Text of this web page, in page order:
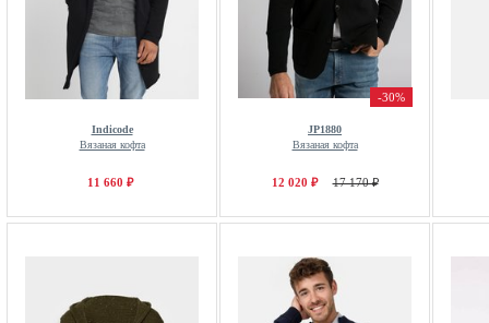
Indicode
Вязаная кофта
11 660 ₽
-30%
JP1880
Вязаная кофта
12 020 ₽ 17 170 ₽